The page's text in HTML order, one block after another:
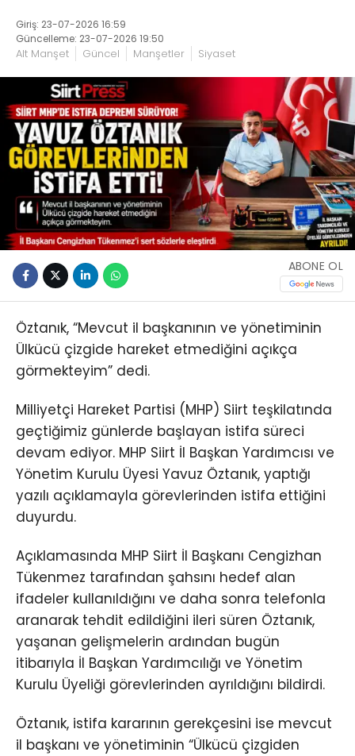
Giriş: 23-07-2026 16:59
Güncelleme: 23-07-2026 19:50
Alt Manşet Güncel Manşetler Siyaset
ABONE OL
Öztanık, “Mevcut il başkanının ve yönetiminin
Ülkücü çizgide hareket etmediğini açıkça
görmekteyim” dedi.
Milliyetçi Hareket Partisi (MHP) Siirt teşkilatında
geçtiğimiz günlerde başlayan istifa süreci
devam ediyor. MHP Siirt İl Başkan Yardımcısı ve
Yönetim Kurulu Üyesi Yavuz Öztanık, yaptığı
yazılı açıklamayla görevlerinden istifa ettiğini
duyurdu.
Açıklamasında MHP Siirt İl Başkanı Cengizhan
Tükenmez tarafından şahsını hedef alan
ifadeler kullanıldığını ve daha sonra telefonla
aranarak tehdit edildiğini ileri süren Öztanık,
yaşanan gelişmelerin ardından bugün
itibarıyla İl Başkan Yardımcılığı ve Yönetim
Kurulu Üyeliği görevlerinden ayrıldığını bildirdi.
Öztanık, istifa kararının gerekçesini ise mevcut
il başkanı ve yönetiminin “Ülkücü çizgiden